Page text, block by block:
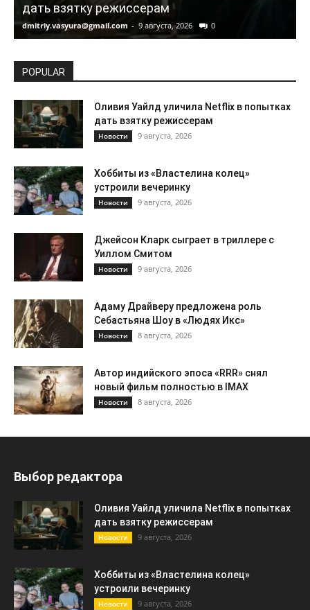
дать взятку режиссерам
dmitriy.vasyura@gmail.com - 9 августа, 2026 0
POPULAR
Оливия Уайлд уличила Netflix в попытках
дать взятку режиссерам
Новости 9 августа, 2026
Хоббиты из «Властелина колец»
устроили вечеринку
Новости 9 августа, 2026
Джейсон Кларк сыграет в триллере с
Уиллом Смитом
Новости 9 августа, 2026
Адаму Драйверу предложена роль
Себастьяна Шоу в «Людях Икс»
Новости 8 августа, 2026
Автор индийского эпоса «RRR» снял
новый фильм полностью в IMAX
Новости 8 августа, 2026
Выбор редактора
Оливия Уайлд уличила Netflix в попытках
дать взятку режиссерам
Новости 9 августа, 2026
Хоббиты из «Властелина колец»
устроили вечеринку
Новости 9 августа, 2026